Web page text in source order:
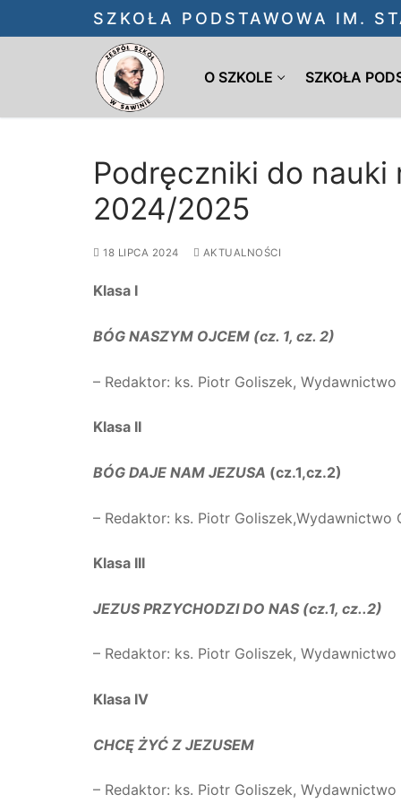
do
SZKOŁA PODSTAWOWA IM.
O SZKOLE SZKOŁA
Podręczniki do
2024/2025
18 LIPCA 2024 AKTUALNOŚCI
Klasa I
BÓG NASZYM OJCEM (cz. 1, cz. 2)
– Redaktor: ks. Piotr Goliszek, Wydawnictwo
Klasa II
BÓG DAJE NAM JEZUSA (cz.1,cz.2)
– Redaktor: ks. Piotr Goliszek,Wydawnictwo
Klasa III
JEZUS PRZYCHODZI DO NAS (cz.1, cz..2)
– Redaktor: ks. Piotr Goliszek, Wydawnictwo
Klasa IV
CHCĘ ŻYĆ Z JEZUSEM
– Redaktor: ks. Piotr Goliszek, Wydawnictwo